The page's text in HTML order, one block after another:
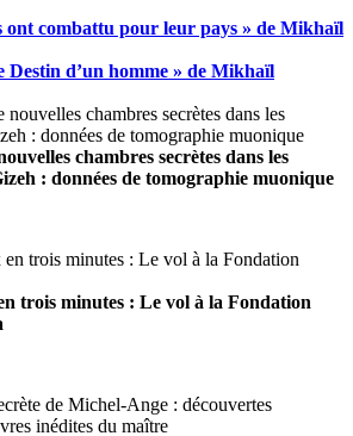
ont combattu pour leur pays » de Mikhaïl
Destin d’un homme » de Mikhaïl
chambres secrètes dans les
: données de tomographie muonique
trois minutes : Le vol à la Fondation